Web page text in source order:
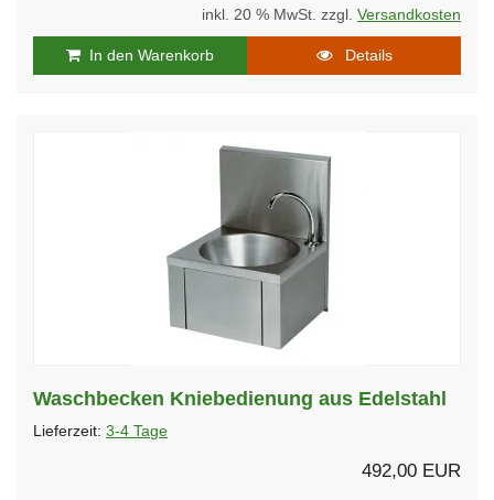
inkl. 20 % MwSt. zzgl. Versandkosten
In den Warenkorb Details
Waschbecken Kniebedienung aus Edelstahl
Lieferzeit: 3-4 Tage
492,00 EUR